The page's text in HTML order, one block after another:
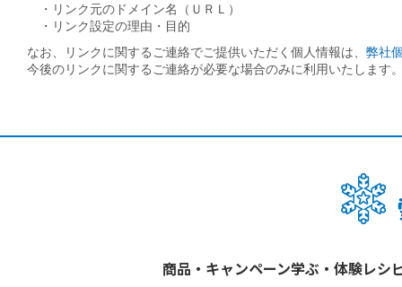
・リンク元のドメイン名（ＵＲＬ）
・リンク設定の理由・目的
なお、リンクに関するご連絡でご提供いただく個人情報は、 弊社
今後のリンクに関するご連絡が必要な場合のみに利用いたします
商品・キャンペーン学ぶ・体験レシ